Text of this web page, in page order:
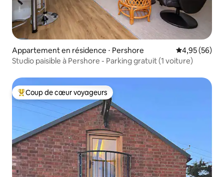
Appartement en résidence ⋅ Pershore Évaluation
4,95 (56)
Studio paisible à Pershore - Parking gratuit (1 voiture)
Coups de cœur voyageurs les plus appréciés
Coup de cœur voyageurs